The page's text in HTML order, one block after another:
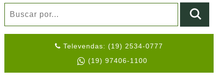
Televendas: (19) 2534-0777
(19) 97406-1100